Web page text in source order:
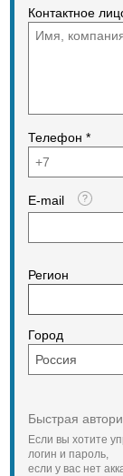
Контактное
Телефон *
E-mail
Регион
Город
Быстрая
Если вы хотите
логин и пароль,
если у вас нет